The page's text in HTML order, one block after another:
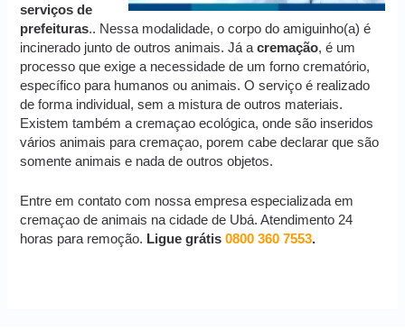
serviços de
prefeituras.. Nessa modalidade, o corpo do amiguinho(a) é
incinerado junto de outros animais. Já acremação, é um
processo que exige a necessidade de um forno crematório,
específico para humanos ou animais. O serviço é realizado
de forma individual, sem a mistura de outros materiais.
Existem também a cremaçao ecológica, onde são inseridos
vários animais para cremaçao, porem cabe declarar que são
somente animais e nada de outros objetos.
Entre em contato com nossa empresa especializada em
cremaçao de animais na cidade de Ubá. Atendimento 24
horas para remoção. Ligue grátis0800 360 7553.